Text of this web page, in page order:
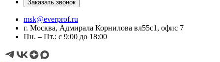
Заказать звонок
msk@everprof.ru
г. Москва, Адмирала Корнилова вл55с1, офис 7
Пн. – Пт.: с 9:00 до 18:00